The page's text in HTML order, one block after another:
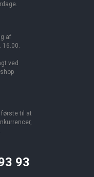
af
16.00.
ved
første til at
93